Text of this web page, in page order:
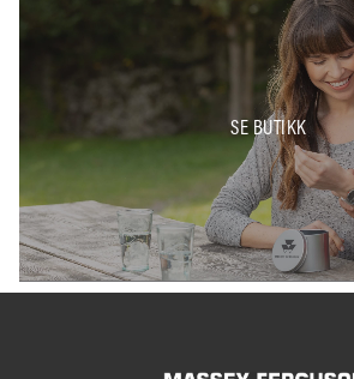
SE BUTIKK